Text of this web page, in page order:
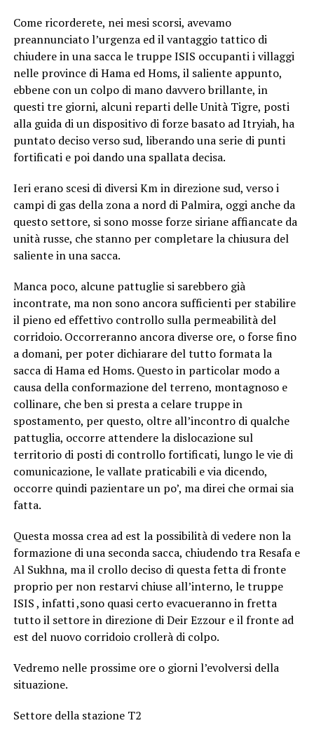
Come ricorderete, nei mesi scorsi, avevamo
preannunciato l’urgenza ed il vantaggio tattico di
chiudere in una sacca le truppe ISIS occupanti i villaggi
nelle province di Hama ed Homs, il saliente appunto,
ebbene con un colpo di mano davvero brillante, in
questi tre giorni, alcuni reparti delle Unità Tigre, posti
alla guida di un dispositivo di forze basato ad Itryiah, ha
puntato deciso verso sud, liberando una serie di punti
fortificati e poi dando una spallata decisa.
Ieri erano scesi di diversi Km in direzione sud, verso i
campi di gas della zona a nord di Palmira, oggi anche da
questo settore, si sono mosse forze siriane affiancate da
unità russe, che stanno per completare la chiusura del
saliente in una sacca.
Manca poco, alcune pattuglie si sarebbero già
incontrate, ma non sono ancora sufficienti per stabilire
il pieno ed effettivo controllo sulla permeabilità del
corridoio. Occorreranno ancora diverse ore, o forse fino
a domani, per poter dichiarare del tutto formata la
sacca di Hama ed Homs. Questo in particolar modo a
causa della conformazione del terreno, montagnoso e
collinare, che ben si presta a celare truppe in
spostamento, per questo, oltre all’incontro di qualche
pattuglia, occorre attendere la dislocazione sul
territorio di posti di controllo fortificati, lungo le vie di
comunicazione, le vallate praticabili e via dicendo,
occorre quindi pazientare un po’, ma direi che ormai sia
fatta.
Questa mossa crea ad est la possibilità di vedere non la
formazione di una seconda sacca, chiudendo tra Resafa e
Al Sukhna, ma il crollo deciso di questa fetta di fronte
proprio per non restarvi chiuse all’interno, le truppe
ISIS , infatti ,sono quasi certo evacueranno in fretta
tutto il settore in direzione di Deir Ezzour e il fronte ad
est del nuovo corridoio crollerà di colpo.
Vedremo nelle prossime ore o giorni l’evolversi della
situazione.
Settore della stazione T2